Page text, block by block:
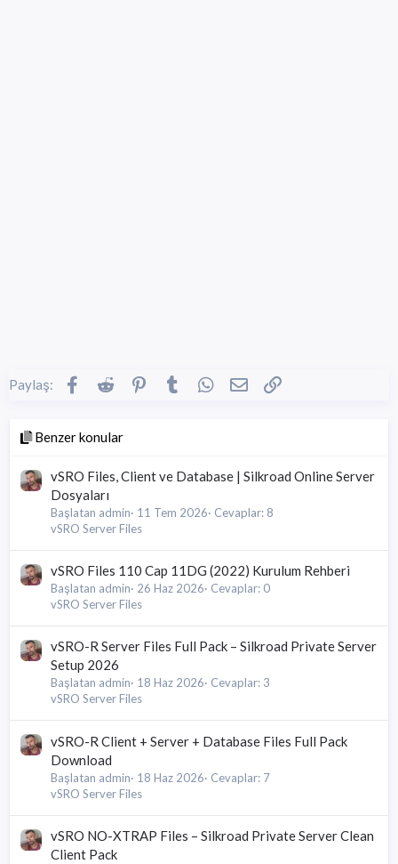
Paylaş: Facebook
Reddit Pinterest
Tumblr WhatsApp
E-posta
Benzer konular
vSRO Files, Client ve Database | Silkroad Online Server
Dosyaları
Başlatan admin 11 Tem 2026 Cevaplar: 8
vSRO Server Files
vSRO Files 110 Cap 11DG (2022) Kurulum Rehberi
Başlatan admin 26 Haz 2026 Cevaplar: 0
vSRO Server Files
vSRO-R Server Files Full Pack – Silkroad Private Server
Setup 2026
Başlatan admin 18 Haz 2026 Cevaplar: 3
vSRO Server Files
vSRO-R Client + Server + Database Files Full Pack
Download
Başlatan admin 18 Haz 2026 Cevaplar: 7
vSRO Server Files
vSRO NO-XTRAP Files – Silkroad Private Server Clean
Client Pack